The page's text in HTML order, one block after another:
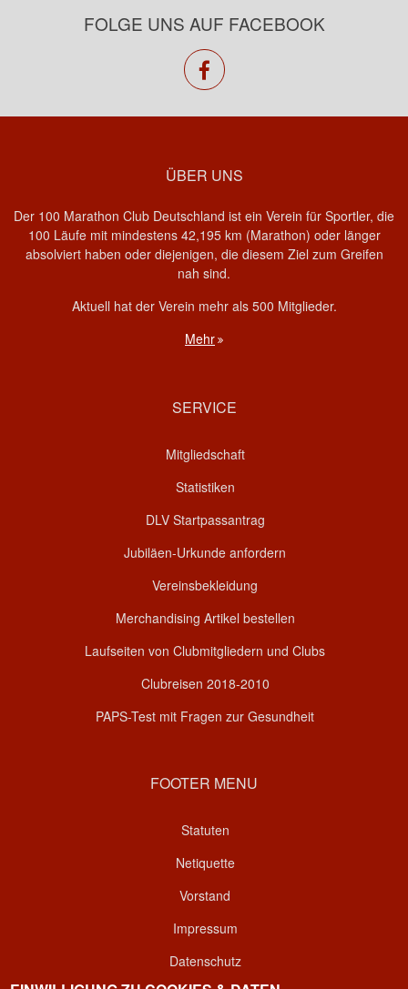
FOLGE UNS AUF FACEBOOK
facebook
ÜBER UNS
Der 100 Marathon Club Deutschland ist ein Verein für Sportler, die
100 Läufe mit mindestens 42,195 km (Marathon) oder länger
absolviert haben oder diejenigen, die diesem Ziel zum Greifen
nah sind.
Aktuell hat der Verein mehr als 500 Mitglieder.
Mehr
SERVICE
Mitgliedschaft
Statistiken
DLV Startpassantrag
Jubiläen-Urkunde anfordern
Vereinsbekleidung
Merchandising Artikel bestellen
Laufseiten von Clubmitgliedern und Clubs
Clubreisen 2018-2010
PAPS-Test mit Fragen zur Gesundheit
FOOTER MENU
Statuten
Netiquette
Vorstand
Impressum
Datenschutz